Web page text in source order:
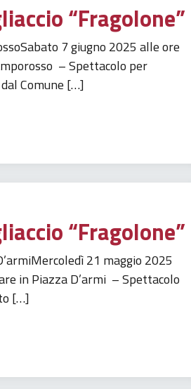
“Fragolone”
7 giugno 2025 alle ore
– Spettacolo per
Comune […]
“Fragolone”
21 maggio 2025
in Piazza D’armi – Spettacolo
[…]